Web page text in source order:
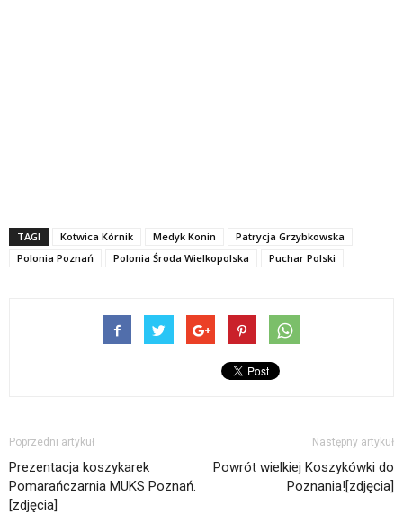
TAGI Kotwica Kórnik Medyk Konin
Patrycja Grzybkowska
Polonia Poznań
Polonia Środa Wielkopolska Puchar Polski
Poprzedni artykuł
Prezentacja koszykarek
Pomarańczarnia MUKS Poznań.
[zdjęcia]
Następny artykuł
Powrót wielkiej Koszykówki do
Poznania![zdjęcia]